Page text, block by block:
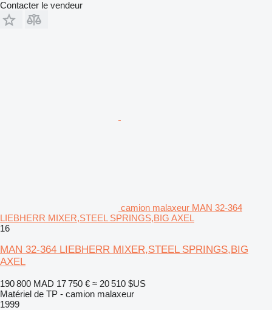
Contacter le vendeur
camion malaxeur MAN 32-364
LIEBHERR MIXER,STEEL SPRINGS,BIG AXEL
16
MAN 32-364 LIEBHERR MIXER,STEEL SPRINGS,BIG
AXEL
190 800 MAD 17 750 € ≈ 20 510 $US
Matériel de TP - camion malaxeur
1999